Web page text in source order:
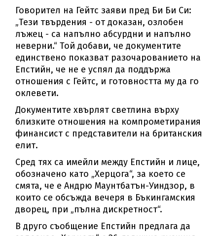
Говорител на Гейтс заяви пред Би Би Си:
„Тези твърдения - от доказан, озлобен
лъжец - са напълно абсурдни и напълно
неверни.“ Той добави, че документите
единствено показват разочарованието на
Епстийн, че не е успял да поддържа
отношения с Гейтс, и готовността му да го
оклевети.
Документите хвърлят светлина върху
близките отношения на компрометирания
финансист с представители на британския
елит.
Сред тях са имейли между Епстийн и лице,
обозначено като „Херцога“, за което се
смята, че е Андрю Маунтбатън-Уиндзор, в
които се обсъжда вечеря в Бъкингамския
дворец, при „пълна дискретност“.
В друго съобщение Епстийн предлага да